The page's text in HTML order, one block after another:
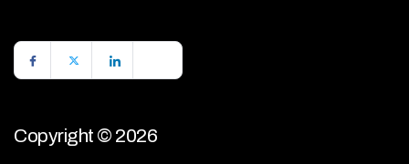
Copyright © 2026